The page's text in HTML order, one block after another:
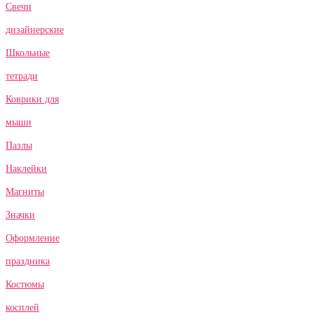
Свечи
дизайнерские
Школьные
тетради
Коврики для
мыши
Пазлы
Наклейки
Магниты
Значки
Оформление
праздника
Костюмы
косплей